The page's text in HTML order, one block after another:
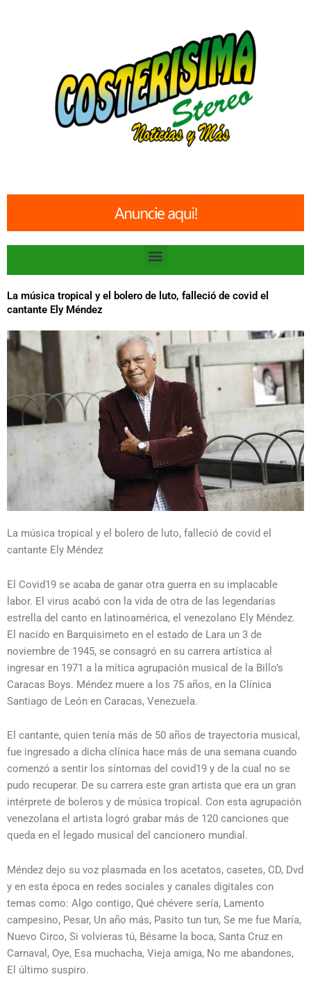
Menu
La música tropical y el bolero de luto, falleció de covid el
cantante Ely Méndez
La música tropical y el bolero de luto, falleció de covid el
cantante Ely Méndez
El Covid19 se acaba de ganar otra guerra en su implacable
labor. El virus acabó con la vida de otra de las legendarias
estrella del canto en latinoamérica, el venezolano Ely Méndez.
El nacido en Barquisimeto en el estado de Lara un 3 de
noviembre de 1945, se consagró en su carrera artística al
ingresar en 1971 a la mítica agrupación musical de la Billo’s
Caracas Boys. Méndez muere a los 75 años, en la Clínica
Santiago de León en Caracas, Venezuela.
El cantante, quien tenía más de 50 años de trayectoria musical,
fue ingresado a dicha clínica hace más de una semana cuando
comenzó a sentir los síntomas del covid19 y de la cual no se
pudo recuperar. De su carrera este gran artista que era un gran
intérprete de boleros y de música tropical. Con esta agrupación
venezolana el artista logró grabar más de 120 canciones que
queda en el legado musical del cancionero mundial.
Méndez dejo su voz plasmada en los acetatos, casetes, CD, Dvd
y en esta época en redes sociales y canales digitales con
temas como: Algo contigo, Qué chévere sería, Lamento
campesino, Pesar, Un año más, Pasito tun tun, Se me fue María,
Nuevo Circo, Si volvieras tú, Bésame la boca, Santa Cruz en
Carnaval, Oye, Esa muchacha, Vieja amiga, No me abandones,
El último suspiro.